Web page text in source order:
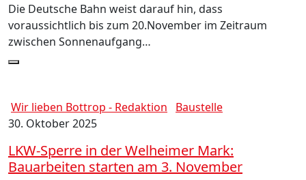
Die Deutsche Bahn weist darauf hin, dass
voraussichtlich bis zum 20.November im Zeitraum
zwischen Sonnenaufgang…
Wir lieben Bottrop - Redaktion
Baustelle
30. Oktober 2025
LKW-Sperre in der Welheimer Mark:
Bauarbeiten starten am 3. November